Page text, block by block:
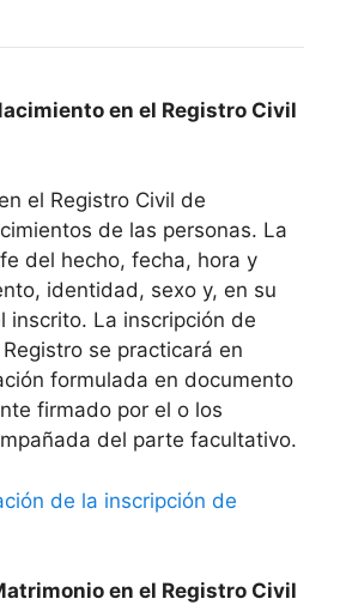
en el Registro Civil
el Registro Civil de
de las personas. La
del hecho, fecha, hora y
identidad, sexo y, en su
inscrito. La inscripción de
se practicará en
formulada en documento
firmado por el o los
del parte facultativo.
de la inscripción de
en el Registro Civil